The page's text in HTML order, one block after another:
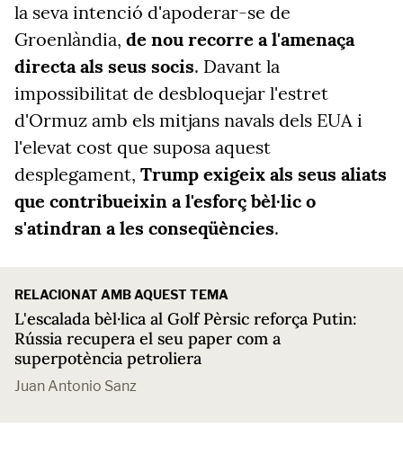
la seva intenció d'apoderar-se de
Groenlàndia, de nou recorre a l'amenaça
directa als seus socis. Davant la
impossibilitat de desbloquejar l'estret
d'Ormuz amb els mitjans navals dels EUA i
l'elevat cost que suposa aquest
desplegament, Trump exigeix als seus aliats
que contribueixin a l'esforç bèl·lic o
s'atindran a les conseqüències.
RELACIONAT AMB AQUEST TEMA
L'escalada bèl·lica al Golf Pèrsic reforça Putin:
Rússia recupera el seu paper com a
superpotència petroliera
Juan Antonio Sanz